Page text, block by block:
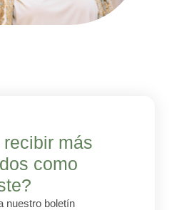
más
como
nuestro boletín